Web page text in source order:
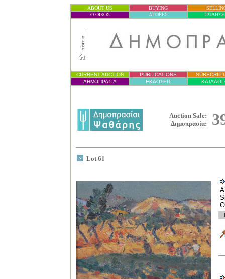
ABOUT US BUYING
Ο ΟΙΚΟΣ
ΑΓΟΡΕΣ
CURRENT AUCTION PUBLICATIONS
ΔΗΜΟΠΡΑΣΙΑ ΕΚΔΟΣΕΙΣ
Auction Sale:
Δημοπρασία:
Lot 61